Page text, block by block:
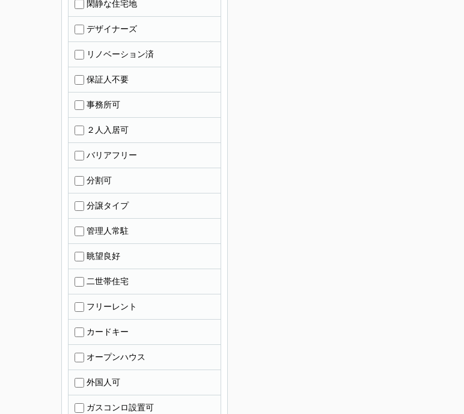
閑静な住宅地
デザイナーズ
リノベーション済
保証人不要
事務所可
２人入居可
バリアフリー
分割可
分譲タイプ
管理人常駐
眺望良好
二世帯住宅
フリーレント
カードキー
オープンハウス
外国人可
ガスコンロ設置可